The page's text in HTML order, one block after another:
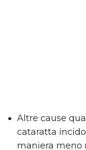
Altre cause
cataratta
maniera meno